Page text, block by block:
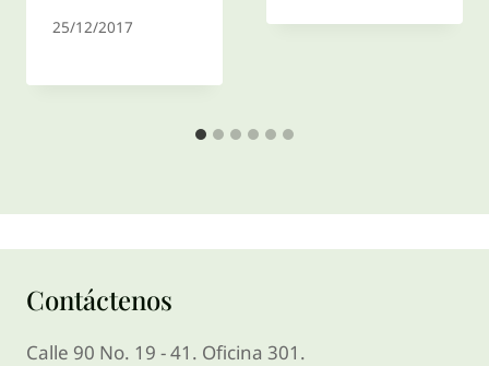
25/12/2017
Contáctenos
Calle 90 No. 19 - 41. Oficina 301.